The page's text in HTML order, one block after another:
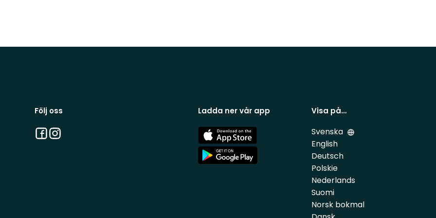
Följ oss
Facebook
Instagram
Ladda ner vår app
App
Store
App
Store
Visa på…
Svenska
English
Deutsch
Polskie
Nederlands
Suomi
Norsk bokmal